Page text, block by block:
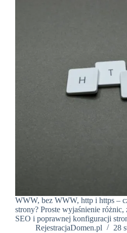
WWW, bez WWW, http i https –
strony? Proste wyjaśnienie różnic,
SEO i poprawnej konfiguracji
RejestracjaDomen.pl
28